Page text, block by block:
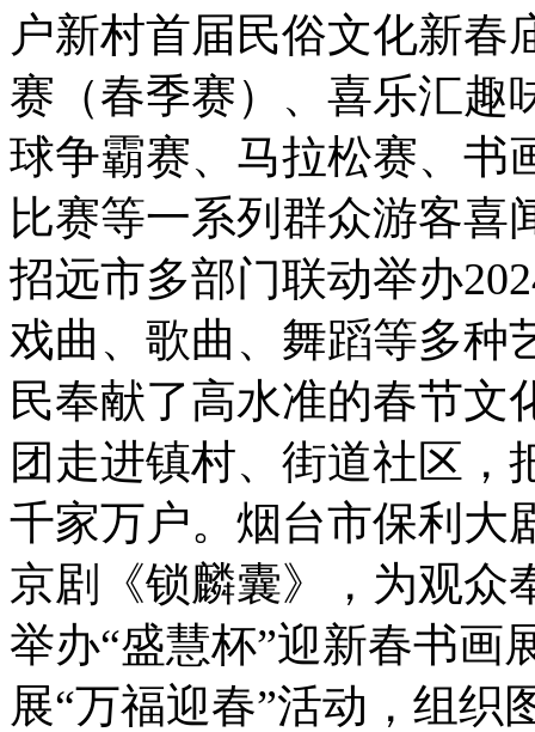
户新村首届民俗文化新春
赛（春季赛）、喜乐汇趣
球争霸赛、马拉松赛、书
比赛等一系列群众游客喜
招远市多部门联动举办
戏曲、歌曲、舞蹈等多种
民奉献了高水准的春节文
团走进镇村、街道社区，
千家万户。烟台市保利大
京剧《锁麟囊》，为观众
举办“盛慧杯”迎新春书画
展“万福迎春”活动，组织